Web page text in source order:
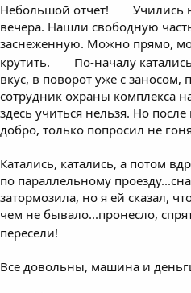
Небольшой отчет!
Учились
вечера. Нашли свободную
заснеженную. Можно прямо,
крутить.
По-началу
вкус, в поворот уже с заносом,
сотрудник охраны комплекса
здесь учиться нельзя. Но
добро, только попросил не
Катались, катались, а потом
по параллельному
затормозила, но я ей сказал,
чем не бывало...пронесло,
пересели!
Все довольны, машина и